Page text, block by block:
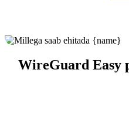
WireGuard Easy